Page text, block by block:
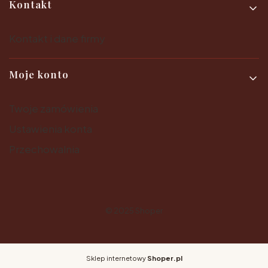
Kontakt
Moje konto
Sklep internetowy Shoper.pl